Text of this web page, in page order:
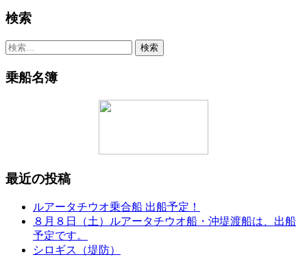
検索
検
乗船名簿
最近の投稿
ルアータチウオ乗合船 出船予定！
８月８日（土）ルアータチウオ船・沖堤渡船は、出船
予定です。
シロギス（堤防）